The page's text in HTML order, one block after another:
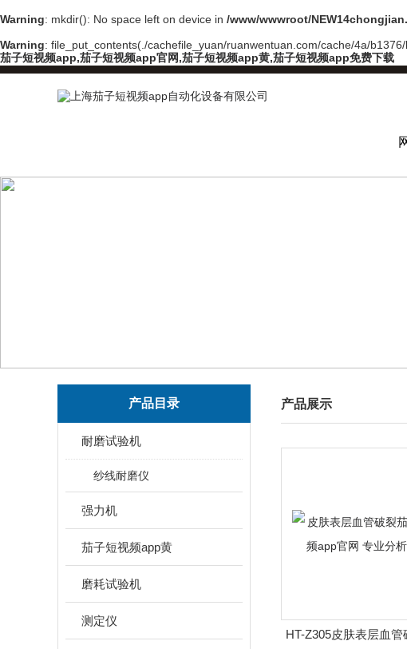
Warning: mkdir(): No space left on device in /www/wwwroot/
Warning: file_put_contents(./cachefile_yuan/ruanwentuan.com/cache/4a/
茄子短视频app,茄子短视频app官网,茄子短视频app黄,茄子短视频app免费下载
产品目录
耐磨试验机
纱线耐磨仪
强力机
茄子短视频app黄
磨耗试验机
测定仪
产品展示
HT-Z305皮肤表层血管